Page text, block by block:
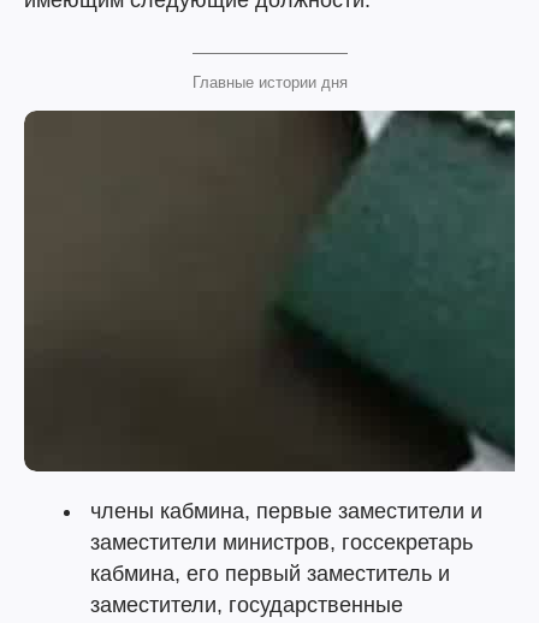
Главные истории дня
члены кабмина, первые заместители и
заместители министров, госсекретарь
кабмина, его первый заместитель и
заместители, государственные